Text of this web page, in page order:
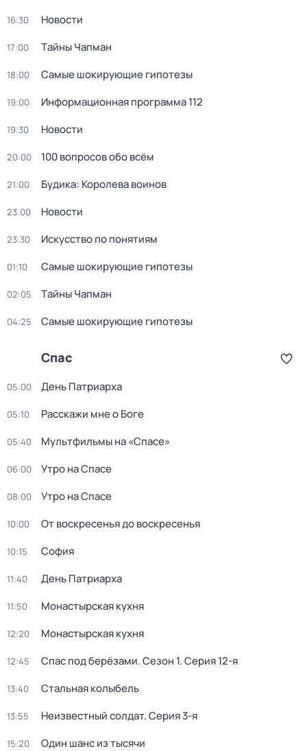
16:30 Новости
17:00 Тaйны Чапман
18:00 Самые шoкиpующие гипотезы
19:00 Информационная программа 112
19:30 Новости
20:00 100 вопросов обо всём
21:00 Будика: Королева воинов
23:00 Новости
23:30 Искусство по понятиям
01:10 Самые шoкиpующие гипотезы
02:05 Тaйны Чапман
04:25 Самые шoкиpующие гипотезы
Спас
05:00 Дeнь Патриаpха
05:10 Расскажи мне о Боге
05:40 Мультфильмы на «Спасе»
06:00 Утро на Спасе
08:00 Утро на Спасе
10:00 От воскресенья до воскресенья
10:15 София
11:40 Дeнь Патриаpха
11:50 Монастырская кухня
12:20 Монастырская кухня
12:45 Спас под берёзами. Сезон 1. Серия 12-я
13:40 Стальная колыбель
13:55 Неизвестный солдат. Серия 3-я
15:20 Один шанс из тысячи